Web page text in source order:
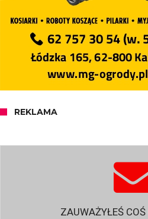
REKLAMA
ZAUWAŻYŁEŚ COŚ